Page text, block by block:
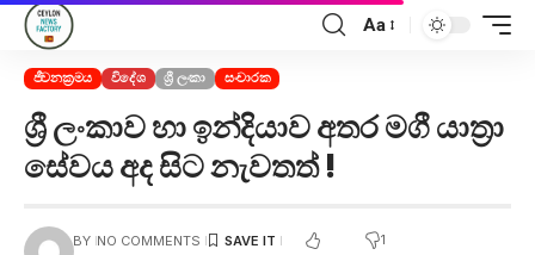
Aa
ජීවනක්‍රමය විදේශ ශ්‍රී ලංකා සංචාරක
ශ්‍රී ලංකාව හා ඉන්දියාව අතර මගී යාත්‍රා
සේවය අද සිට නැවතත් !
BY NO COMMENTS 1